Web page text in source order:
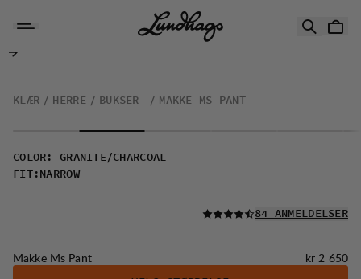
Makke Ms Pant
KLÆR HERRE BUKSER MAKKE MS PANT
COLOR : GRANITE/CHARCOAL
FIT: NARROW
LES ALLE
84 ANMELDELSER
Makke Ms Pant Pris:
kr 2 650